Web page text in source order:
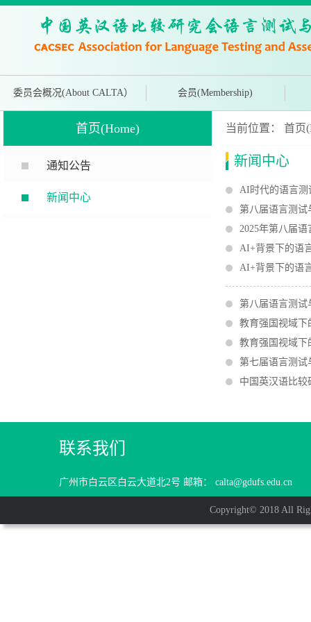
委员会概况(About CALTA） 会员(Membership)
首页(Home)
通知公告
新闻中心
当前位置： 首页
新闻中心
AI时代的语言测
第八届语言测
2025年第八届
AI+背景下的语
AI+背景下的语
第八届语言测
教育强国视域下
教育强国视域下
第七届语言测
中国英汉语比
联系我们
广州市白云区白云大道北2号 邮箱： calta@gdufs.edu.cn
Copyright© 2018 All